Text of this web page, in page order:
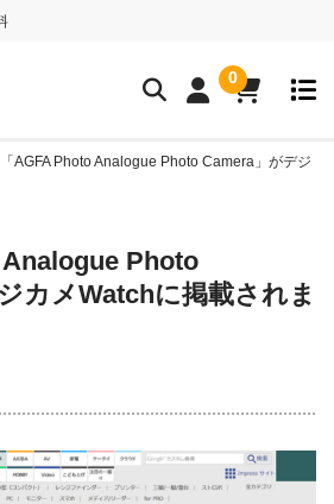
0
ボディークリーナー液
ー
ハンドストラップ
シルクロープストラッ
プ”SHIMEKIRI”
「AGFA Photo Analogue Photo Camera」がデジ
Analogue Photo
カメWatchに掲載されま